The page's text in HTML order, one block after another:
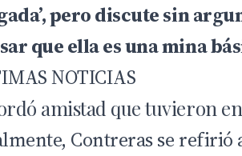
pero discute sin
que ella es una mina
NOTICIAS
amistad que tuvieron
Contreras se refirió